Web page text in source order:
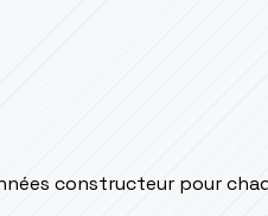
constructeur pour